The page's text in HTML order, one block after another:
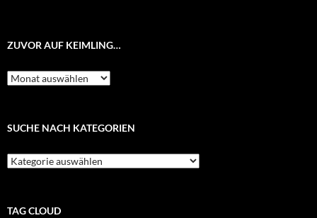
ZUVOR AUF KEIMLING…
Zuvor
auf
SUCHE NACH KATEGORIEN
Suche
nach
TAG CLOUD